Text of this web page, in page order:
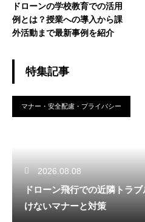
ドローンの学校教育での活用
例とは？授業への導入から課
外活動まで最新事例を紹介
特集記事
マナー・安全配慮・プライバシー
2026.08.08
ドローン飛行での近隣トラ
けないマナーと対策